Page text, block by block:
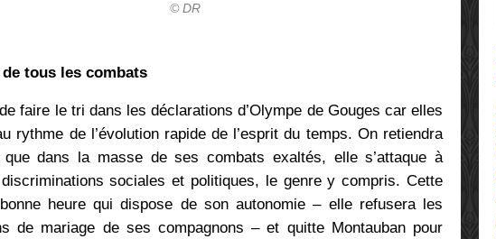
© DR
de tous les combats
faire le tri dans les déclarations d’Olympe de Gouges car elles
rythme de l’évolution rapide de l’esprit du temps. On retiendra
que dans la masse de ses combats exaltés, elle s’attaque à
sociales et politiques, le genre y compris. Cette
heure qui dispose de son autonomie – elle refusera les
de mariage de ses compagnons – et quitte Montauban pour